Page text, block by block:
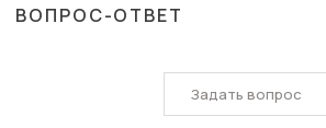
ВОПРОС-ОТВЕТ
Задать вопрос